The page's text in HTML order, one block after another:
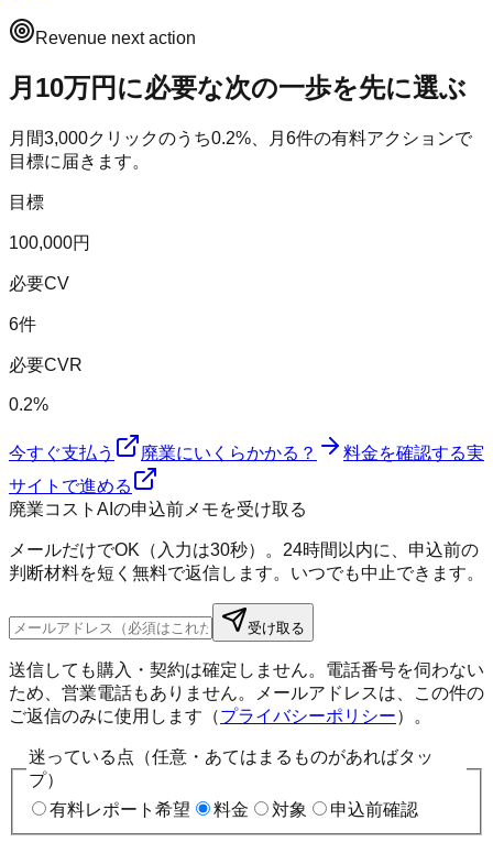
Revenue next action
月10万円に必要な次の一歩を先に選ぶ
月間3,000クリックのうち0.2%、月 6件の有料アクションで
目標に届きます。
目標
100,000円
必要CV
6件
必要CVR
0.2%
今すぐ支払う 廃業にいくらかかる？ 料金を確認する実
サイトで進める
廃業コストAIの申込前メモを受け取る
メールだけでOK（入力は30秒）。24時間以内に、申込前の
判断材料を短く無料で返信します。いつでも中止できます。
受け取る
送信しても購入・契約は確定しません。電話番号を伺わない
ため、営業電話もありません。メールアドレスは、この件の
ご返信のみに使用します（プライバシーポリシー）。
迷っている点（任意・あてはまるものがあればタッ
プ）
有料レポート希望
料金 対象 申込前確認